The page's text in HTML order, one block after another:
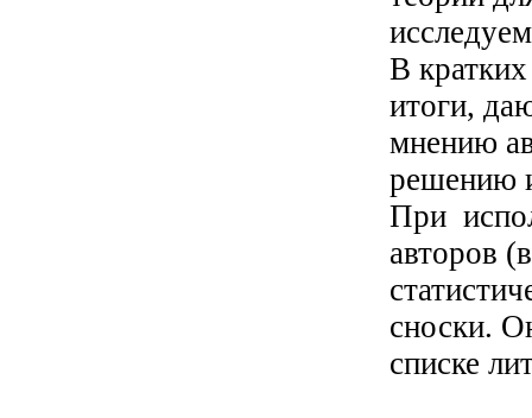
В
итоги,
мнению
решению
При
авторов
сноски.
списке